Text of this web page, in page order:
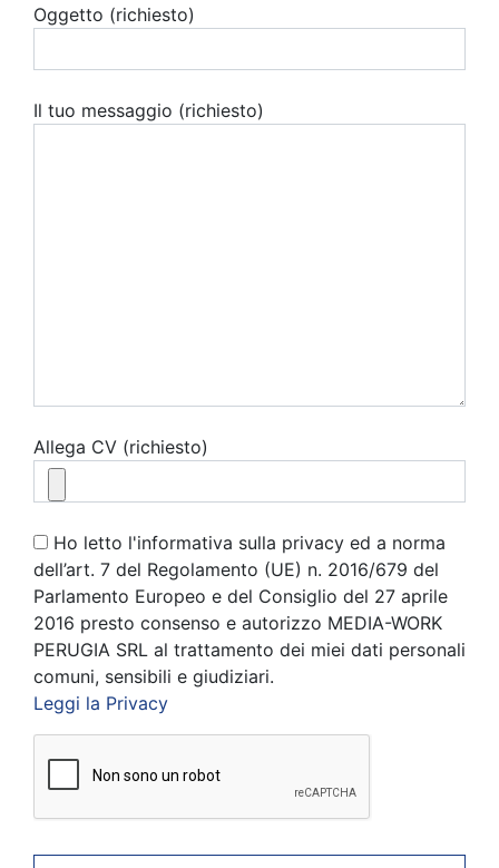
Oggetto (richiesto)
Il tuo messaggio (richiesto)
Allega CV (richiesto)
Ho letto l'informativa sulla privacy ed a norma
dell’art. 7 del Regolamento (UE) n. 2016/679 del
Parlamento Europeo e del Consiglio del 27 aprile
2016 presto consenso e autorizzo MEDIA-WORK
PERUGIA SRL al trattamento dei miei dati personali
comuni, sensibili e giudiziari.
Leggi la Privacy